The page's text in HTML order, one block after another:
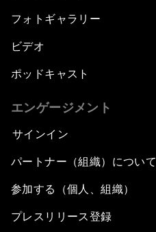
フォトギャラリー
ビデオ
ポッドキャスト
エンゲージメント
サインイン
パートナー（組織）について
参加する（個人、組織）
プレスリリース登録